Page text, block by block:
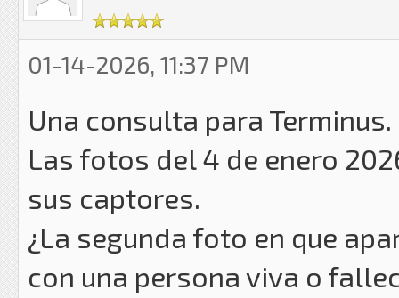
01-14-2026, 11:37 PM
Una consulta para Terminus.
Las fotos del 4 de enero
sus captores.
¿La segunda foto en que
con una persona viva o